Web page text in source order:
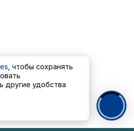
данных
, чтобы сохранять
другие удобства